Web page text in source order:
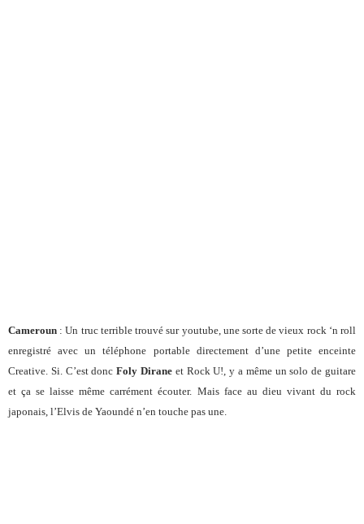
Cameroun : Un truc terrible trouvé sur youtube, une sorte de vieux rock ‘n roll
enregistré avec un téléphone portable directement d’une petite enceinte
Creative. Si. C’est donc Foly Dirane et Rock U!, y a même un solo de guitare
et ça se laisse même carrément écouter. Mais face au dieu vivant du rock
japonais, l’Elvis de Yaoundé n’en touche pas une.